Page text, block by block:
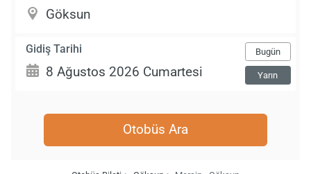
Gidiş Tarihi Bugün
Yarın
Otobüs Ara